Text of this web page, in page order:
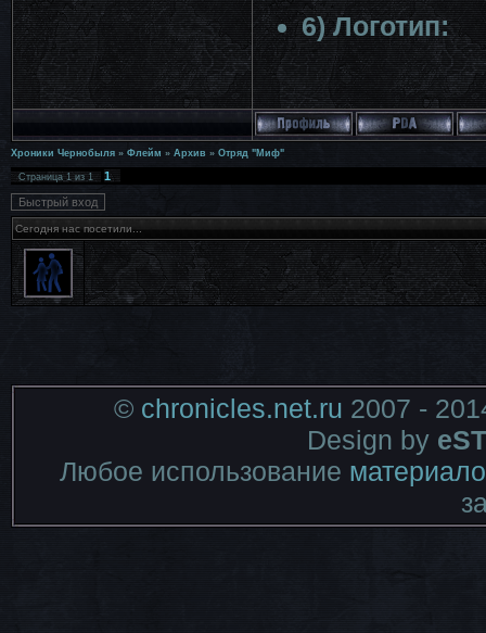
6) Логотип:
Хроники Чернобыля » Флейм » Архив » Отряд "Миф"
Страница1из1 1
Сегодня нас посетили...
© chronicles.net.ru 2007 -
Design by
Любое использование